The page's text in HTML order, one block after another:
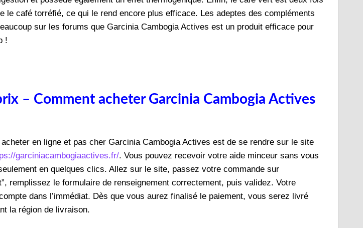
le café torréfié, ce qui le rend encore plus efficace. Les adeptes des compléments
sur les forums que Garcinia Cambogia Actives est un produit efficace pour
!
– Comment acheter Garcinia Cambogia Actives
en ligne et pas cher Garcinia Cambogia Actives est de se rendre sur le site
garciniacambogiaactives.fr/. Vous pouvez recevoir votre aide minceur sans vous
en quelques clics. Allez sur le site, passez votre commande sur
remplissez le formulaire de renseignement correctement, puis validez. Votre
dans l’immédiat. Dès que vous aurez finalisé le paiement, vous serez livré
la région de livraison.